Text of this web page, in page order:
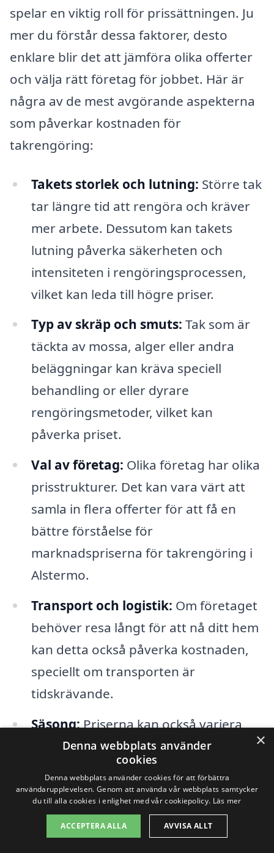
spelar en viktig roll för prissättningen. Ju
mer du förstår dessa faktorer, desto
enklare blir det att jämföra olika offerter
och välja rätt företag för jobbet. Här är
några av de mest avgörande aspekterna
som påverkar kostnaden för
takrengöring:
Takets storlek och lutning: Större tak
tar längre tid att rengöra och kräver
mer arbete. Dessutom kan takets
lutning påverka säkerheten och
intensiteten i rengöringsprocessen,
vilket kan leda till högre priser.
Typ av skräp och smuts: Tak som är
täckta av mossa, alger eller andra
beläggningar kan kräva speciell
behandling or eller dyrare
rengöringsmetoder, vilket kan
påverka priset.
Val av företag: Olika företag har olika
prisstrukturer. Det kan vara värt att
samla in flera offerter för att få en
bättre förståelse för
marknadspriserna för takrengöring i
Alstermo.
Transport och logistik: Om företaget
behöver resa långt för att nå ditt hem
kan detta också påverka kostnaden,
speciellt om transporten är
tidskrävande.
Säsong:Priserna kan också variera
beroende på tid på året. Under
högsäsong kan kostnaden för
takrengöring vara högre på grund av
ökad efterfrågan.
×
Denna webbplats använder
cookies
Denna webbplats använder cookies för att förbättra
användarupplevelsen. Genom att använda vår webbplats samtycker
du till alla cookies i enlighet med vår cookiepolicy. Läs mer
ACCEPTERA ALLA AVVISA ALLT